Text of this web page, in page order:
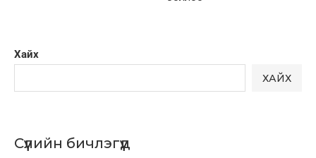
Хайх
ХАЙХ
Сүүлийн бичлэгүүд